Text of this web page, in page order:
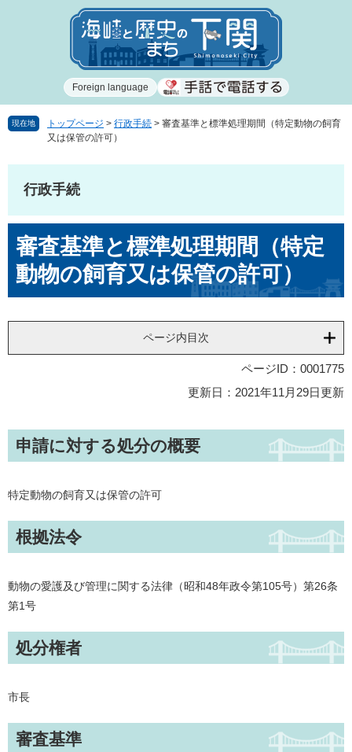
で
ば
Foreign language
現在地 トップページ > 行政手続 > 審査基準と標準処理期間（特定動物の飼育
又は保管の許可）
行政手続
文審査基準と標準処理期間（特定
動物の飼育又は保管の許可）
ページ内目次
ページID：0001775
更新日：2021年11月29日更新
申請に対する処分の概要
特定動物の飼育又は保管の許可
根拠法令
動物の愛護及び管理に関する法律（昭和48年政令第105号）第26条
第1号
処分権者
市長
審査基準